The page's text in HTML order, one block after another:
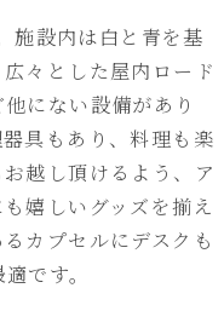
施設内は白と青を基
々とした屋内ロード
にない設備があり
具もあり、料理も楽
越し頂けるよう、ア
嬉しいグッズを揃え
カプセルにデスクも
です。